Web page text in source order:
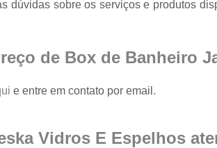
dúvidas sobre os serviços e produtos
de Box de Banheiro
e entre em contato por email.
Vidros E Espelhos